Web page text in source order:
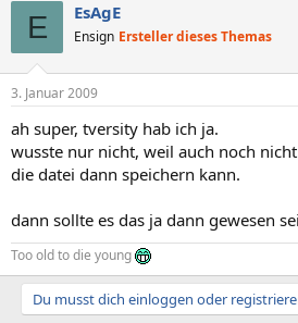
E EsAgE
Ensign Ersteller dieses Themas
3. Januar 2009
ah super, tversity hab ich ja.
wusste nur nicht, weil auch noch
die datei dann speichern kann.
dann sollte es das ja dann gewesen
Too old to die young
Du musst dich einloggen oder